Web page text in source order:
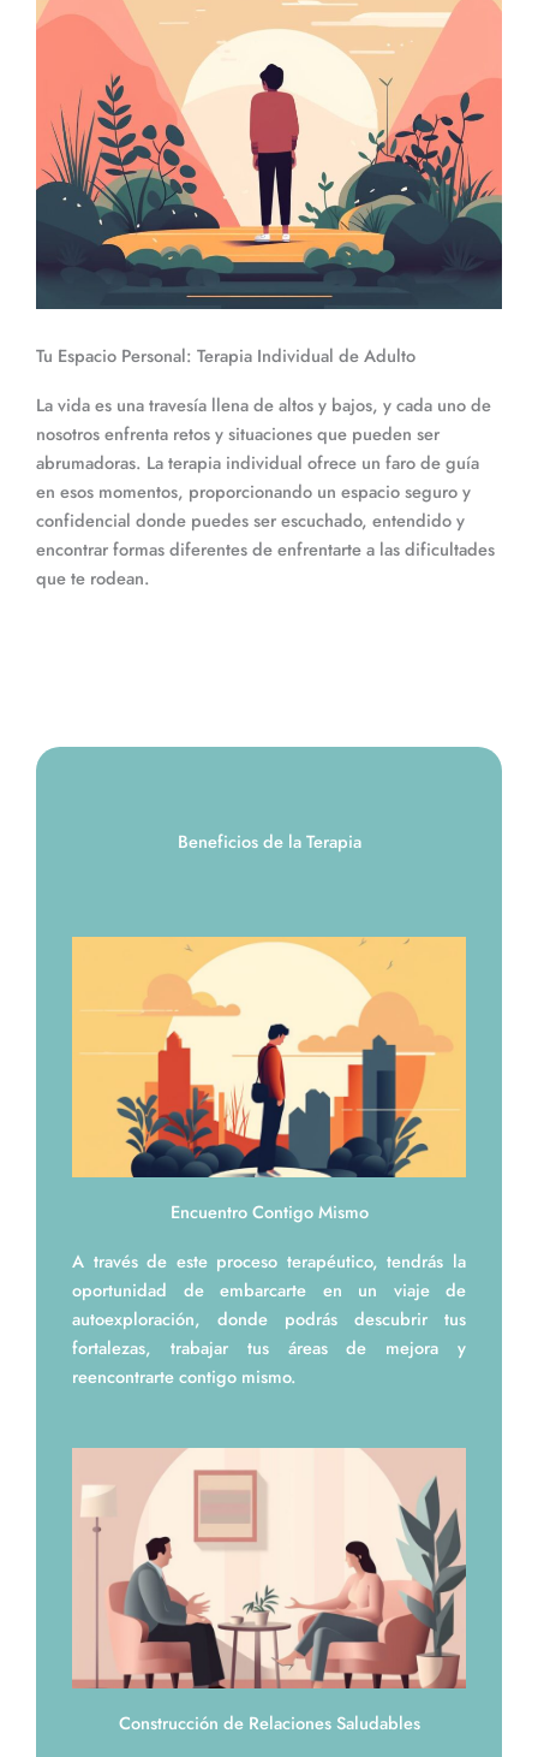
Tu Espacio Personal: Terapia Individual de Adulto
La vida es una travesía llena de altos y bajos, y cada uno de
nosotros enfrenta retos y situaciones que pueden ser
abrumadoras. La terapia individual ofrece un faro de guía
en esos momentos, proporcionando un espacio seguro y
confidencial donde puedes ser escuchado, entendido y
encontrar formas diferentes de enfrentarte a las dificultades
que te rodean.
Beneficios de la Terapia
Encuentro Contigo Mismo
A través de este proceso terapéutico, tendrás la
oportunidad de embarcarte en un viaje de
autoexploración, donde podrás descubrir tus
fortalezas, trabajar tus áreas de mejora y
reencontrarte contigo mismo.
Construcción de Relaciones Saludables